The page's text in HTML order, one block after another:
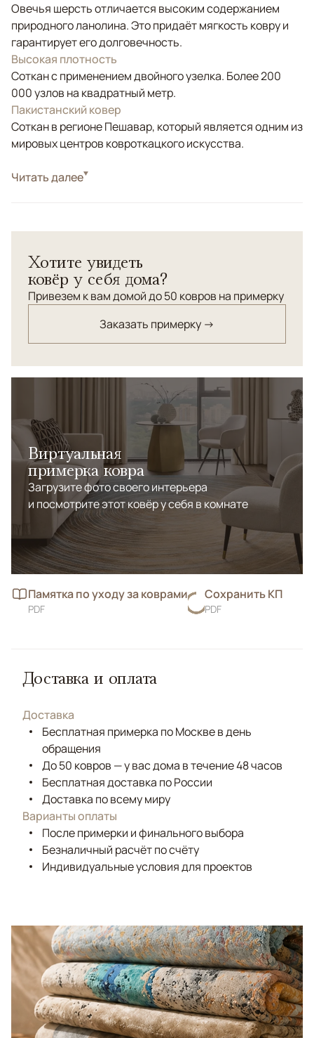
Овечья шерсть отличается высоким содержанием
природного ланолина. Это придаёт мягкость ковру и
гарантирует его долговечность.
Высокая плотность
Соткан с применением двойного узелка. Более 200
000 узлов на квадратный метр.
Пакистанский ковер
Соткан в регионе Пешавар, который является одним из
мировых центров ковроткацкого искусства.
СтильКлассические
выполнен в светлой цветовой гамме с гармоничным
сочетанием кремового, бежевого и голубовато-серого
оттенков. Классический цветочный орнамент в
благородство. Благодаря мягкой шерсти и плотному
узору ковер не только украсит интерьер, но и создаст
атмосферу тепла и уюта.
Читать далее
Хотите увидеть
ковёр у себя дома?
Привезем к вам домой до 50 ковров на примерку
Заказать примерку →
Виртуальная
примерка ковра
Загрузите фото своего интерьера
и посмотрите этот ковёр у себя в комнате
Памятка по уходу за коврами
PDF
Сохранить КП
PDF
Доставка и оплата
Доставка
Бесплатная примерка по Москве в день
обращения
До 50 ковров — у вас дома в течение 48 часов
Бесплатная доставка по России
Доставка по всему миру
Варианты оплаты
После примерки и финального выбора
Безналичный расчёт по счёту
Индивидуальные условия для проектов